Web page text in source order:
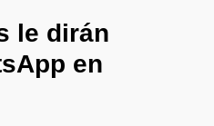
le dirán
en